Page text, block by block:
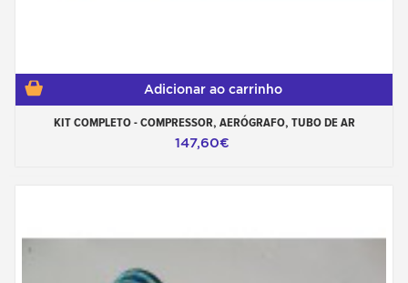
Adicionar ao carrinho
KIT COMPLETO - COMPRESSOR, AERÓGRAFO, TUBO DE AR
147,60€